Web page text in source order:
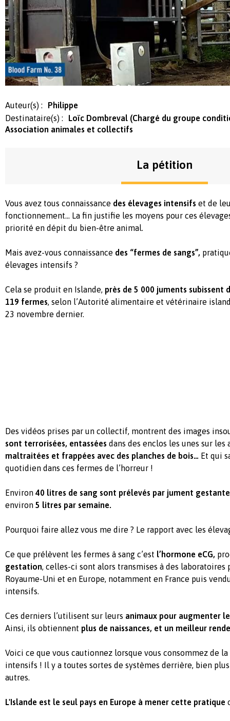
Auteur(s) :
Philippe
Destinataire(s) :
Loïc Dombreval (Chargé du groupe
Association animales et collectifs
La pétition
Vous avez tous connaissance des élevages intensifs et de
fonctionnement… La fin justifie les moyens pour ces
priorité en dépit du bien-être animal.
Mais avez-vous connaissance des “fermes de sangs”,
élevages intensifs ?
Cela se produit en Islande, près de 5 000 juments subissent
119 fermes, selon l’Autorité alimentaire et vétérinaire
23 novembre dernier.
Des vidéos prises par un collectif, montrent des images
sont terrorisées, entassées dans des enclos les unes sur
maltraitées et frappées avec des planches de bois… Et qui
quotidien dans ces fermes de l’horreur !
Environ 40 litres de sang sont prélevés par jument gestante
environ 5 litres par semaine.
Pourquoi faire allez vous me dire ? Le rapport avec les
Ce que prélèvent les fermes à sang c’est l’hormone eCG,
gestation, celles-ci sont alors transmises à des laboratoires
Royaume-Uni et en Europe, notamment en France puis
intensifs.
Ces derniers l’utilisent sur leurs animaux pour augmenter
Ainsi, ils obtiennent plus de naissances, et un meilleur
Voici ce que vous cautionnez lorsque vous consommez de la
intensifs ! Il y a toutes sortes de systèmes derrière, bien
autres.
L'Islande est le seul pays en Europe à mener cette pratique